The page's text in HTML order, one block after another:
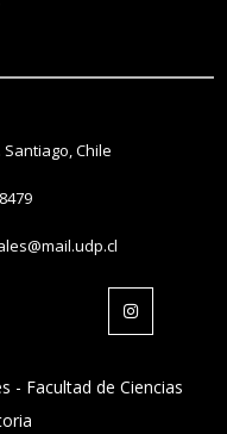
Santiago, Chile
- Facultad de Ciencias